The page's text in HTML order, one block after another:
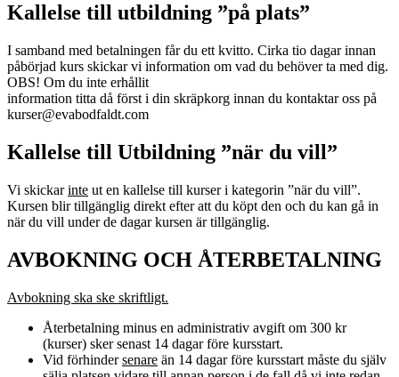
Kallelse till utbildning ”på plats”
I samband med betalningen får du ett kvitto. Cirka tio dagar innan
påbörjad kurs skickar vi information om vad du behöver ta med dig.
OBS! Om du inte erhållit
information titta då först i din skräpkorg innan du kontaktar oss på
kurser@evabodfaldt.com
Kallelse till Utbildning ”när du vill”
Vi skickarinte ut en kallelse till kurser i kategorin ”när du vill”.
Kursen blir tillgänglig direkt efter att du köpt den och du kan gå in
när du vill under de dagar kursen är tillgänglig.
AVBOKNING OCH ÅTERBETALNING
Avbokning ska ske skriftligt.
Återbetalning minus en administrativ avgift om 300 kr
(kurser) sker senast 14 dagar före kursstart.
Vid förhindersenare än 14 dagar före kursstart måste du själv